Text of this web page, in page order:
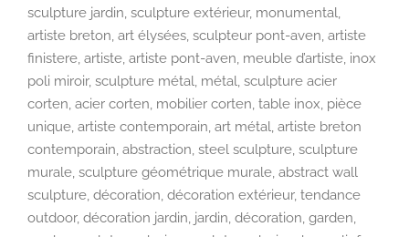
sculpture jardin, sculpture extérieur, monumental,
artiste breton, art élysées, sculpteur pont-aven, artiste
finistere, artiste, artiste pont-aven, meuble d’artiste, inox
poli miroir, sculpture métal, métal, sculpture acier
corten, acier corten, mobilier corten, table inox, pièce
unique, artiste contemporain, art métal, artiste breton
contemporain, abstraction, steel sculpture, sculpture
murale, sculpture géométrique murale, abstract wall
sculpture, décoration, décoration extérieur, tendance
outdoor, décoration jardin, jardin, décoration, garden,